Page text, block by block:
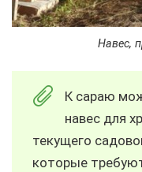
Навес,
К сараю
навес для
текущего
которые